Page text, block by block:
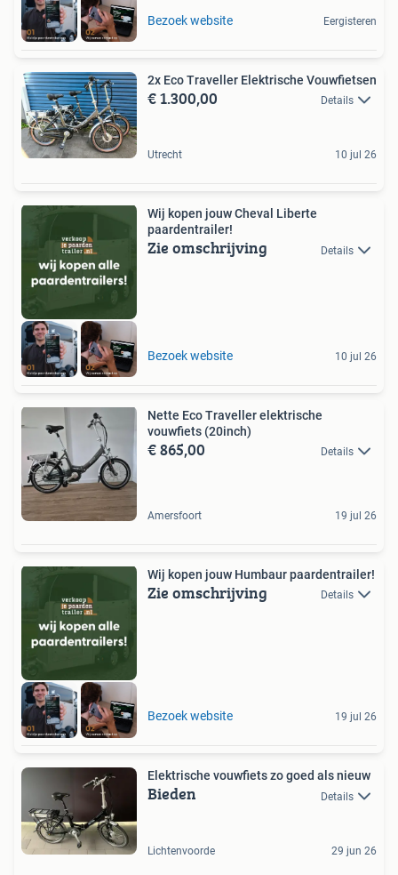
Bezoek website Eergisteren
2x Eco Traveller Elektrische Vouwfietsen
€ 1.300,00 Details
Utrecht 10 jul 26
Wij kopen jouw Cheval Liberte
paardentrailer!
Zie omschrijving Details
Bezoek website 10 jul 26
Nette Eco Traveller elektrische
vouwfiets (20inch)
€ 865,00 Details
Amersfoort 19 jul 26
Wij kopen jouw Humbaur paardentrailer!
Zie omschrijving Details
Bezoek website 19 jul 26
Elektrische vouwfiets zo goed als nieuw
Bieden Details
Lichtenvoorde 29 jun 26